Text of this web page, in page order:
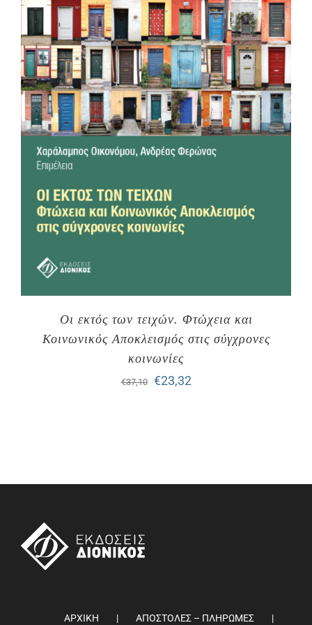
Οι εκτός των τειχών. Φτώχεια και
Κοινωνικός Αποκλεισμός στις σύγχρονες
κοινωνίες
€37,10
Original
€23,32Η
ΑΡΧΙΚΗ ΑΠΟΣΤΟΛΕΣ – ΠΛΗΡΩΜΕΣ